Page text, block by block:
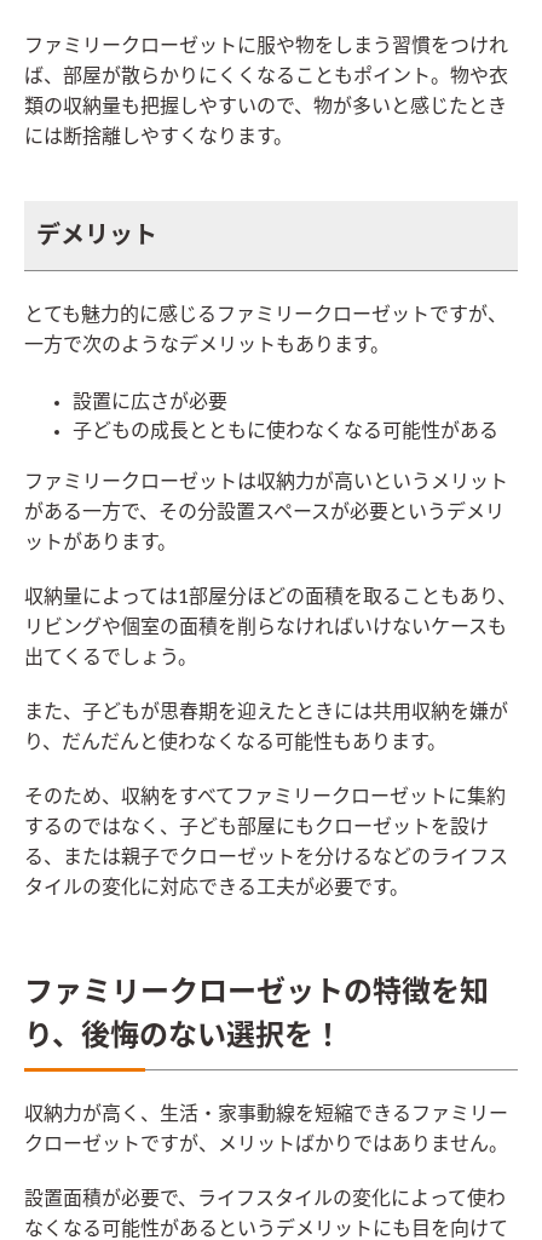
ファミリークローゼットに服や物をしまう習慣をつけれ
ば、部屋が散らかりにくくなることもポイント。物や衣
類の収納量も把握しやすいので、物が多いと感じたとき
には断捨離しやすくなります。
デメリット
とても魅力的に感じるファミリークローゼットですが、
一方で次のようなデメリットもあります。
設置に広さが必要
子どもの成長とともに使わなくなる可能性がある
ファミリークローゼットは収納力が高いというメリット
がある一方で、その分設置スペースが必要というデメリ
ットがあります。
収納量によっては1部屋分ほどの面積を取ることもあり、
リビングや個室の面積を削らなければいけないケースも
出てくるでしょう。
また、子どもが思春期を迎えたときには共用収納を嫌が
り、だんだんと使わなくなる可能性もあります。
そのため、収納をすべてファミリークローゼットに集約
するのではなく、子ども部屋にもクローゼットを設け
る、または親子でクローゼットを分けるなどのライフス
タイルの変化に対応できる工夫が必要です。
ファミリークローゼットの特徴を知
り、後悔のない選択を！
収納力が高く、生活・家事動線を短縮できるファミリー
クローゼットですが、メリットばかりではありません。
設置面積が必要で、ライフスタイルの変化によって使わ
なくなる可能性があるというデメリットにも目を向けて